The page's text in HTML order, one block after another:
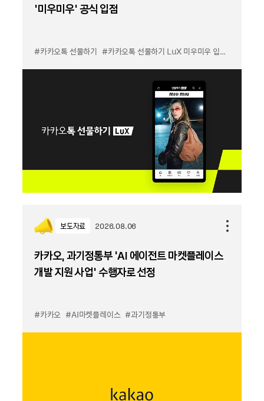
'미우미우' 공식 입점
#카카오톡 선물하기 #카카오톡 선물하기 LuX 미우미우 입점
보도자료 2026.08.06
카카오, 과기정통부 ‘AI 에이전트 마켓플레이스
개발 지원 사업’ 수행자로 선정
#카카오 #AI마켓플레이스 #과기정통부